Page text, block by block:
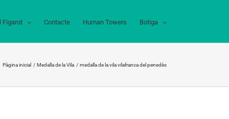
Figarot Contacte Human Towers Botiga
Pàgina inicial Medalla de la Vila medalla de la vila vilafranca del penedès